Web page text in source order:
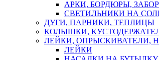
АРКИ, БОРДЮРЫ,
СВЕТИЛЬНИКИ НА
ДУГИ, ПАРНИКИ, ТЕПЛИЦЫ
КОЛЫШКИ,
ЛЕЙКИ, ОПРЫСКИВАТЕЛИ,
ЛЕЙКИ